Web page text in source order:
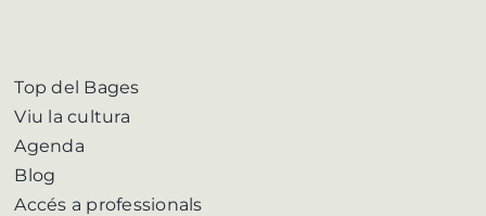
Top del Bages
Viu la cultura
Agenda
Blog
Accés a professionals